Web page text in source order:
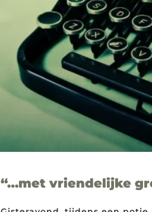
“…met vriendelijke